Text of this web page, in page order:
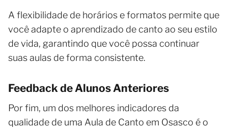
A flexibilidade de horários e formatos permite que
você adapte o aprendizado de canto ao seu estilo
de vida, garantindo que você possa continuar
suas aulas de forma consistente.
Feedback de Alunos Anteriores
Por fim, um dos melhores indicadores da
qualidade de uma Aula de Canto em Osasco é o